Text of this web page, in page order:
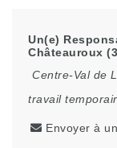
Un(e)
Châteauroux
Centre-Val de
travail
Envoyer à